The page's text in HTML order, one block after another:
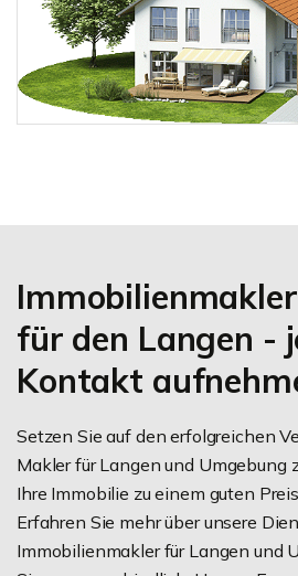
Immobilienmakler
für den Langen -
Kontakt
Setzen Sie auf den erfolgreichen
Makler für Langen und Umgebung
Ihre Immobilie zu einem guten
Erfahren Sie mehr über unsere
Immobilienmakler für Langen und